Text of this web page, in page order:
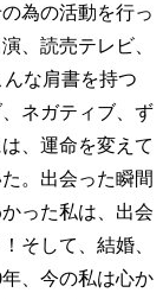
為の活動を行っ
、読売テレビ、
んな肩書を持つ
ネガティブ、ず
、運命を変えて
。出会った瞬間
った私は、出会
そして、結婚、
、今の私は心か